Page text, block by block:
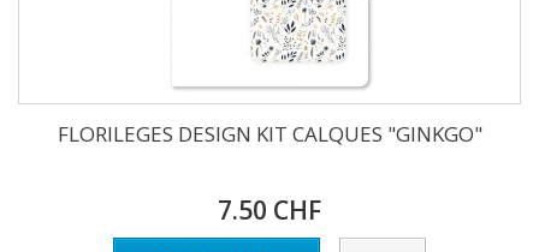
FLORILEGES DESIGN KIT CALQUES "GINKGO"
7.50 CHF